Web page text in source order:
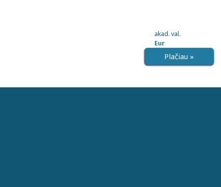
akad. val.
Eur
Plačiau »